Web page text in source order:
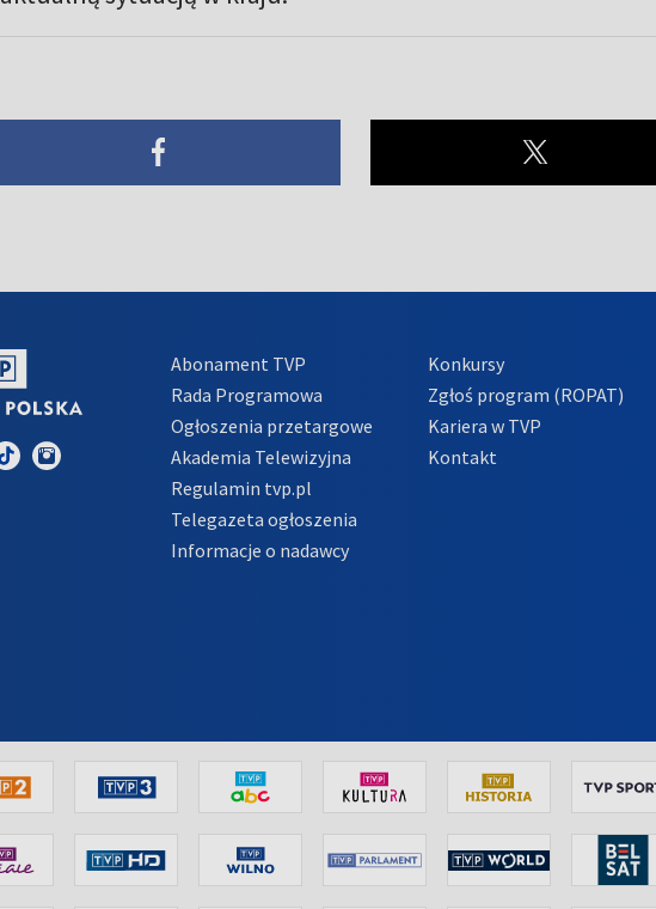
Abonament TVP
Rada Programowa
Ogłoszenia przetargowe
Akademia Telewizyjna
Regulamin tvp.pl
Telegazeta ogłoszenia
Informacje o nadawcy
Konkursy
Zgłoś program (ROPAT)
Kariera w TVP
Kontakt